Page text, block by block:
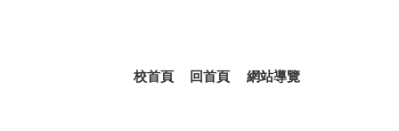
校首頁 回首頁 網站導覽